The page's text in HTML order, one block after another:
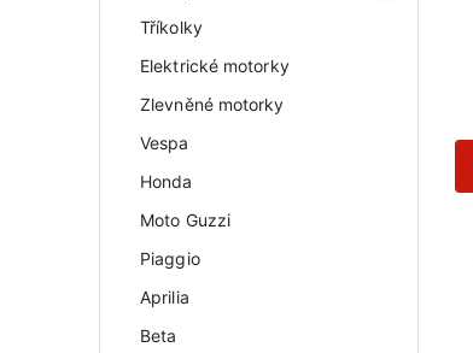
Tříkolky
Elektrické motorky
Zlevněné motorky
Vespa
Honda
Moto Guzzi
Piaggio
Aprilia
Beta